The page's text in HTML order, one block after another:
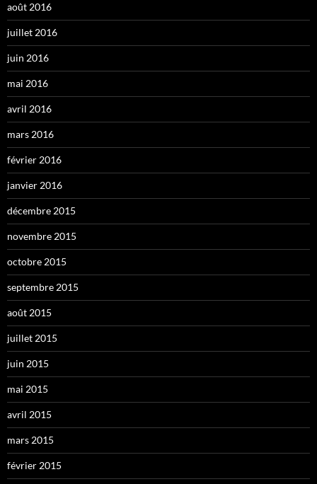
août 2016
juillet 2016
juin 2016
mai 2016
avril 2016
mars 2016
février 2016
janvier 2016
décembre 2015
novembre 2015
octobre 2015
septembre 2015
août 2015
juillet 2015
juin 2015
mai 2015
avril 2015
mars 2015
février 2015